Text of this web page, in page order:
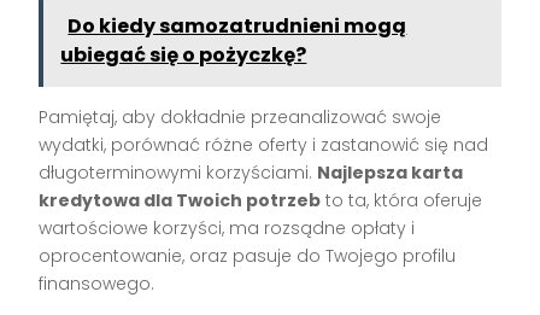
Do kiedy samozatrudnieni mogą
ubiegać się o pożyczkę?
Pamiętaj, aby dokładnie przeanalizować swoje
wydatki, porównać różne oferty i zastanowić się nad
długoterminowymi korzyściami. Najlepsza karta
kredytowa dla Twoich potrzeb to ta, która oferuje
wartościowe korzyści, ma rozsądne opłaty i
oprocentowanie, oraz pasuje do Twojego profilu
finansowego.